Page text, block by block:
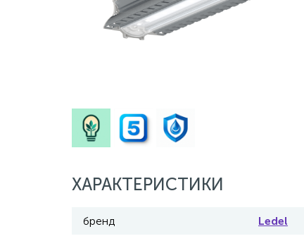
ХАРАКТЕРИСТИКИ
бренд Ledel